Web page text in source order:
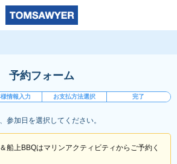
予約フォーム
情報入力 お支払方法選択 完了
参加日を選択してください。
船上BBQはマリンアクティビティからご予約く